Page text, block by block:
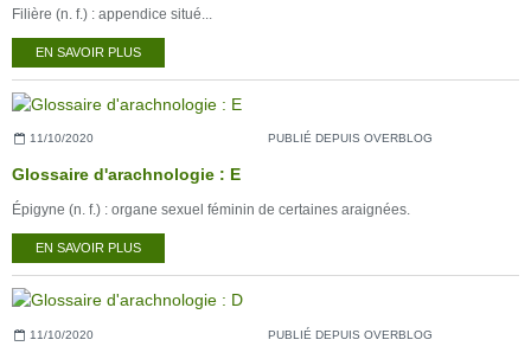
Filière (n. f.) : appendice situé...
EN SAVOIR PLUS
11/10/2020 PUBLIÉ DEPUIS OVERBLOG
Glossaire d'arachnologie : E
Épigyne (n. f.) : organe sexuel féminin de certaines araignées.
EN SAVOIR PLUS
11/10/2020 PUBLIÉ DEPUIS OVERBLOG